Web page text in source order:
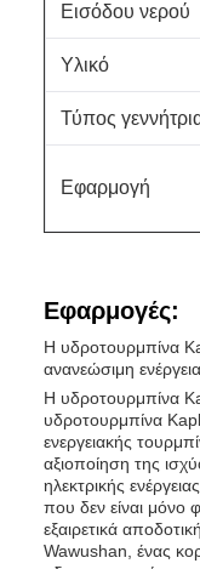
Εισόδου νερού
Υλικό
Τύπος
Εφαρμογή
Εφαρμογές:
Η υδροτουρμπίνα
ανανεώσιμη ενέργεια
Η υδροτουρμπίνα
υδροτουρμπίνα
ενεργειακής
αξιοποίηση της
ηλεκτρικής
που δεν είναι μόνο
εξαιρετικά
Wawushan, ένας